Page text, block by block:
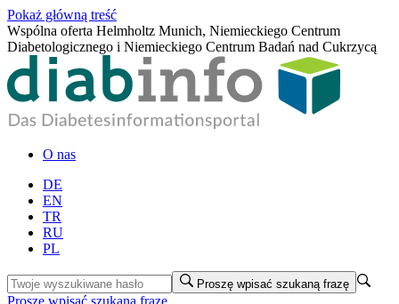
Pokaż główną treść
Wspólna oferta Helmholtz Munich, Niemieckiego Centrum
Diabetologicznego i Niemieckiego Centrum Badań nad Cukrzycą
O nas
DE
EN
TR
RU
PL
Proszę wpisać szukaną frazę
Proszę wpisać szukaną frazę